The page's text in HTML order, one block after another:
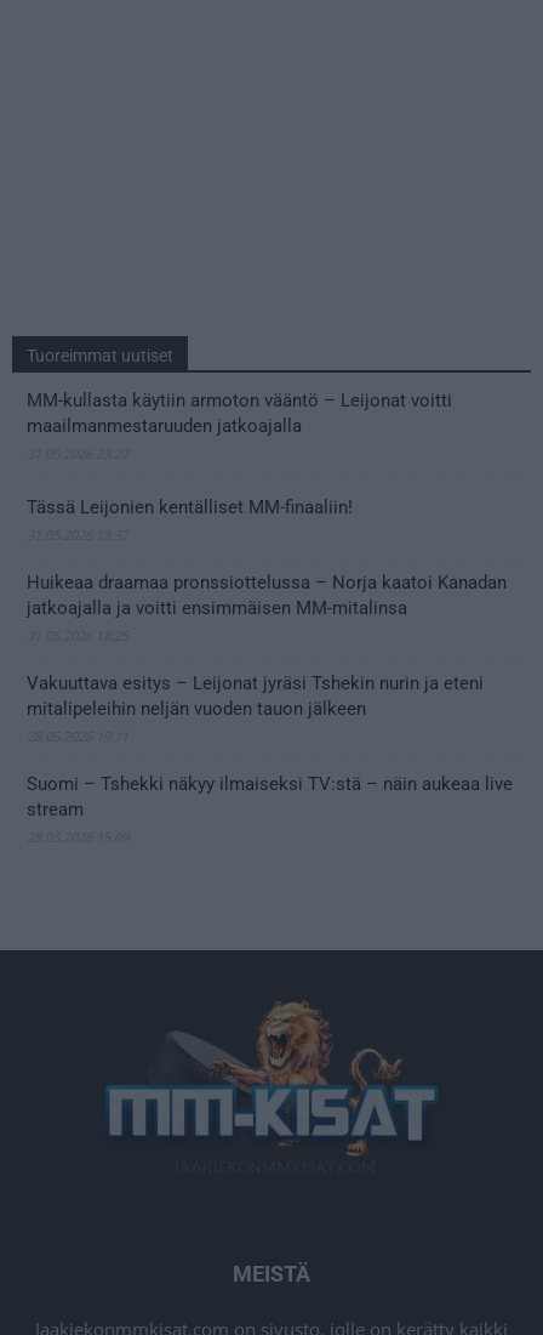
Tuoreimmat uutiset
MM-kullasta käytiin armoton vääntö – Leijonat voitti
maailmanmestaruuden jatkoajalla
Tässä Leijonien kentälliset MM-finaaliin!
Huikeaa draamaa pronssiottelussa – Norja kaatoi Kanadan
jatkoajalla ja voitti ensimmäisen MM-mitalinsa
Vakuuttava esitys – Leijonat jyräsi Tshekin nurin ja eteni
mitalipeleihin neljän vuoden tauon jälkeen
Suomi – Tshekki näkyy ilmaiseksi TV:stä – näin aukeaa live
stream
MEISTÄ
Jaakiekonmmkisat.com on sivusto, jolle on kerätty kaikki